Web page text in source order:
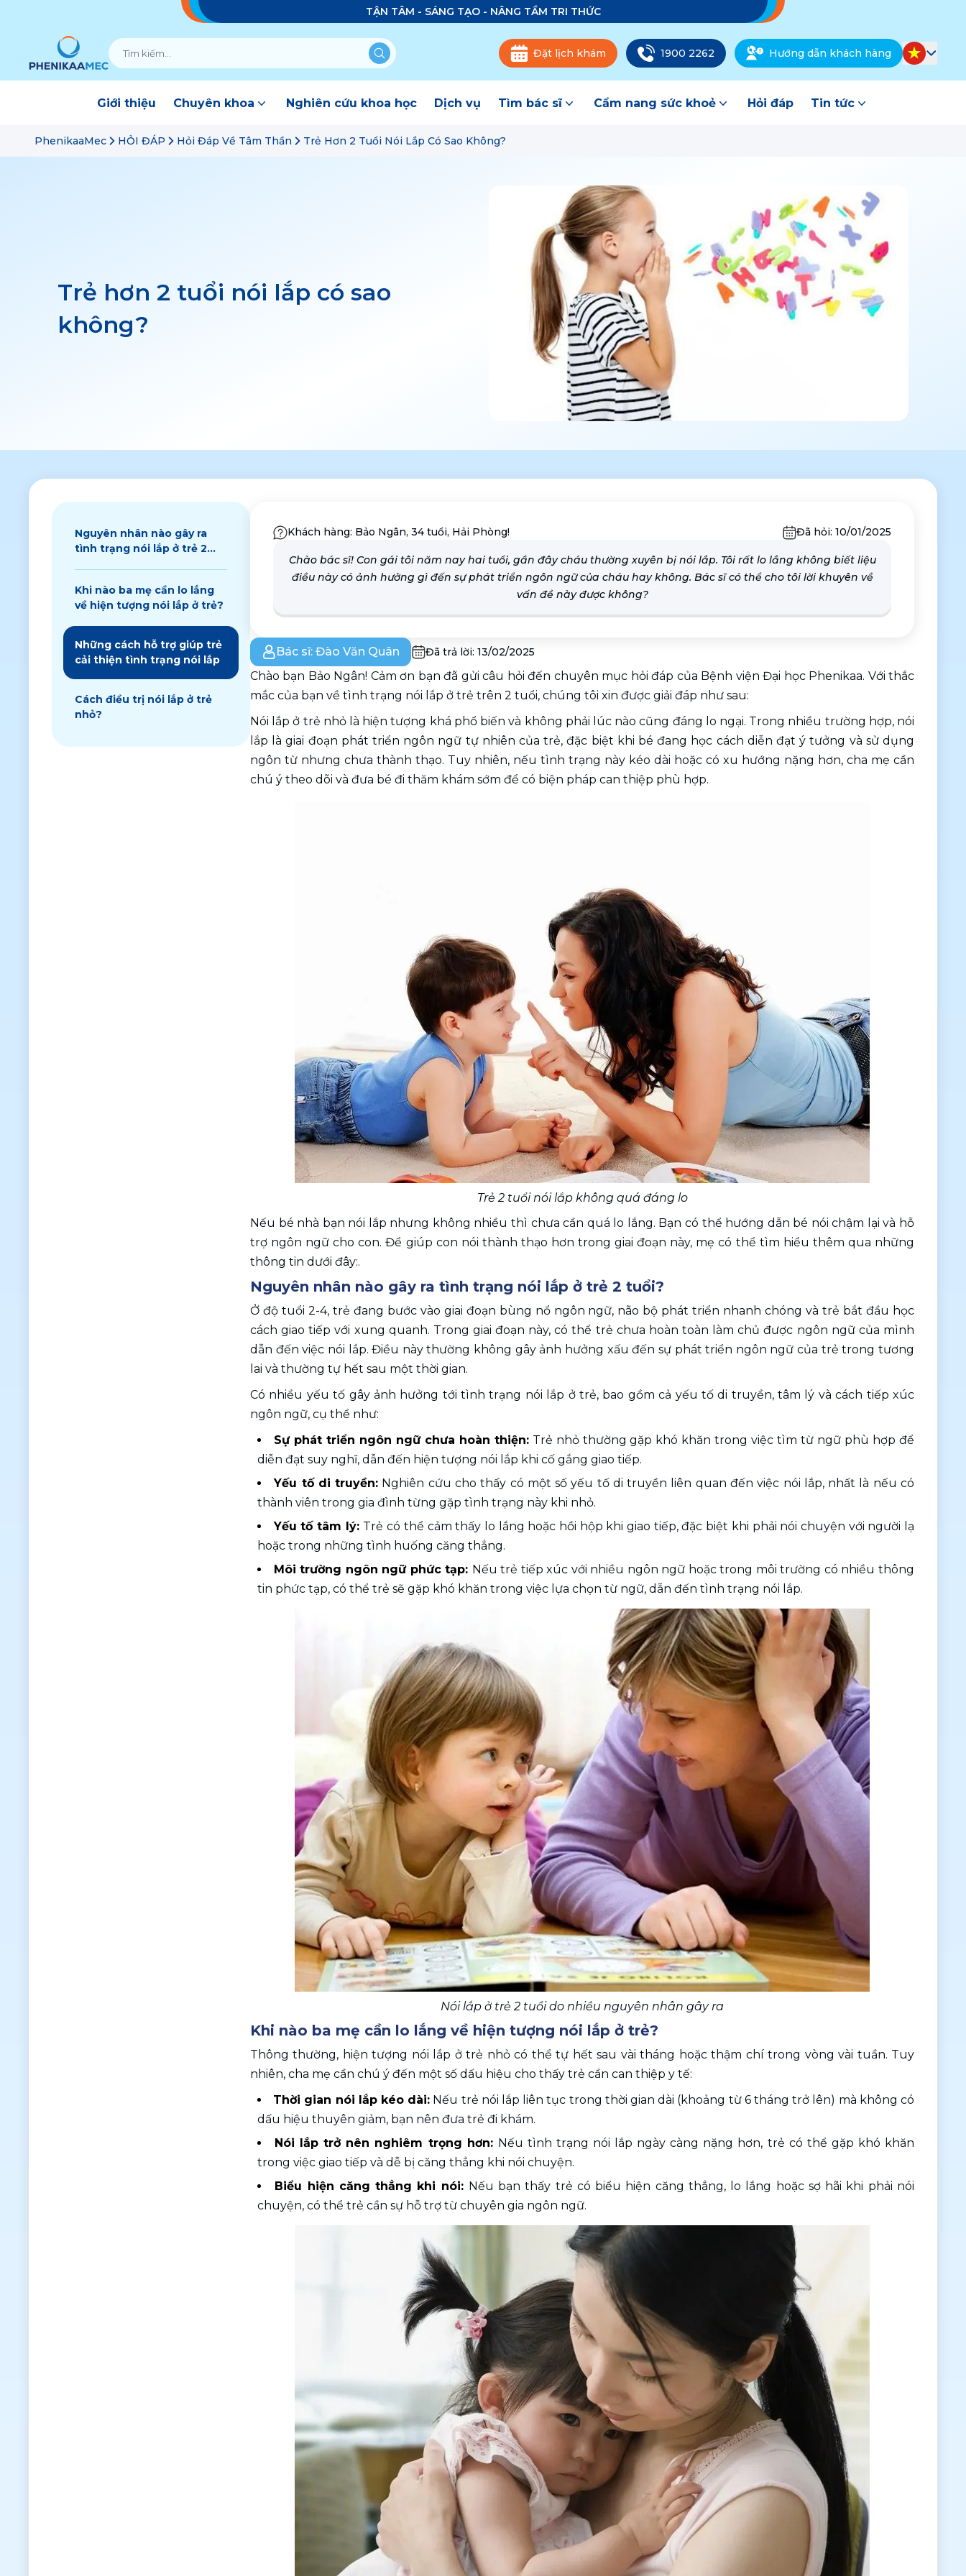
TẬN TÂM - SÁNG TẠO - NÂNG TẦM TRI THỨC
Đặt lịch khám 1900 2262 Hướng dẫn khách hàng
Giới thiệu Chuyên khoa Nghiên cứu khoa học Dịch vụ Tìm bác sĩ Cẩm nang sức khoẻ Hỏi đáp Tin tức
PhenikaaMec HỎI ĐÁP Hỏi Đáp Về Tâm Thần Trẻ Hơn 2 Tuổi Nói Lắp Có Sao Không?
Trẻ hơn 2 tuổi nói lắp có sao
không?
Nguyên nhân nào gây ra
tình trạng nói lắp ở trẻ 2
Khi nào ba mẹ cần lo lắng
về hiện tượng nói lắp ở trẻ?
Những cách hỗ trợ giúp trẻ
cải thiện tình trạng nói lắp
Cách điều trị nói lắp ở trẻ
nhỏ?
Khách hàng: Bảo Ngân, 34 tuổi, Hải Phòng! Đã hỏi: 10/01/2025
Chào bác sĩ! Con gái tôi năm nay hai tuổi, gần đây cháu thường xuyên bị nói lắp. Tôi rất lo lắng không biết liệu
điều này có ảnh hưởng gì đến sự phát triển ngôn ngữ của cháu hay không. Bác sĩ có thể cho tôi lời khuyên về
vấn đề này được không?
Bác sĩ: Đào Văn Quân Đã trả lời: 13/02/2025
Chào bạn Bảo Ngân! Cảm ơn bạn đã gửi câu hỏi đến chuyên mục hỏi đáp của Bệnh viện Đại học Phenikaa. Với thắc
mắc của bạn về tình trạng nói lắp ở trẻ trên 2 tuổi, chúng tôi xin được giải đáp như sau:
Nói lắp ở trẻ nhỏ là hiện tượng khá phổ biến và không phải lúc nào cũng đáng lo ngại. Trong nhiều trường hợp, nói
lắp là giai đoạn phát triển ngôn ngữ tự nhiên của trẻ, đặc biệt khi bé đang học cách diễn đạt ý tưởng và sử dụng
ngôn từ nhưng chưa thành thạo. Tuy nhiên, nếu tình trạng này kéo dài hoặc có xu hướng nặng hơn, cha mẹ cần
chú ý theo dõi và đưa bé đi thăm khám sớm để có biện pháp can thiệp phù hợp.
Trẻ 2 tuổi nói lắp không quá đáng lo
Nếu bé nhà bạn nói lắp nhưng không nhiều thì chưa cần quá lo lắng. Bạn có thể hướng dẫn bé nói chậm lại và hỗ
trợ ngôn ngữ cho con. Để giúp con nói thành thạo hơn trong giai đoạn này, mẹ có thể tìm hiểu thêm qua những
thông tin dưới đây:.
Nguyên nhân nào gây ra tình trạng nói lắp ở trẻ 2 tuổi?
Ở độ tuổi 2-4, trẻ đang bước vào giai đoạn bùng nổ ngôn ngữ, não bộ phát triển nhanh chóng và trẻ bắt đầu học
cách giao tiếp với xung quanh. Trong giai đoạn này, có thể trẻ chưa hoàn toàn làm chủ được ngôn ngữ của mình
dẫn đến việc nói lắp. Điều này thường không gây ảnh hưởng xấu đến sự phát triển ngôn ngữ của trẻ trong tương
lai và thường tự hết sau một thời gian.
Có nhiều yếu tố gây ảnh hưởng tới tình trạng nói lắp ở trẻ, bao gồm cả yếu tố di truyền, tâm lý và cách tiếp xúc
ngôn ngữ, cụ thể như:
Sự phát triển ngôn ngữ chưa hoàn thiện: Trẻ nhỏ thường gặp khó khăn trong việc tìm từ ngữ phù hợp để
diễn đạt suy nghĩ, dẫn đến hiện tượng nói lắp khi cố gắng giao tiếp.
Yếu tố di truyền: Nghiên cứu cho thấy có một số yếu tố di truyền liên quan đến việc nói lắp, nhất là nếu có
thành viên trong gia đình từng gặp tình trạng này khi nhỏ.
Yếu tố tâm lý: Trẻ có thể cảm thấy lo lắng hoặc hồi hộp khi giao tiếp, đặc biệt khi phải nói chuyện với người lạ
hoặc trong những tình huống căng thẳng.
Môi trường ngôn ngữ phức tạp: Nếu trẻ tiếp xúc với nhiều ngôn ngữ hoặc trong môi trường có nhiều thông
tin phức tạp, có thể trẻ sẽ gặp khó khăn trong việc lựa chọn từ ngữ, dẫn đến tình trạng nói lắp.
Nói lắp ở trẻ 2 tuổi do nhiều nguyên nhân gây ra
Khi nào ba mẹ cần lo lắng về hiện tượng nói lắp ở trẻ?
Thông thường, hiện tượng nói lắp ở trẻ nhỏ có thể tự hết sau vài tháng hoặc thậm chí trong vòng vài tuần. Tuy
nhiên, cha mẹ cần chú ý đến một số dấu hiệu cho thấy trẻ cần can thiệp y tế:
Thời gian nói lắp kéo dài: Nếu trẻ nói lắp liên tục trong thời gian dài (khoảng từ 6 tháng trở lên) mà không có
dấu hiệu thuyên giảm, bạn nên đưa trẻ đi khám.
Nói lắp trở nên nghiêm trọng hơn: Nếu tình trạng nói lắp ngày càng nặng hơn, trẻ có thể gặp khó khăn
trong việc giao tiếp và dễ bị căng thẳng khi nói chuyện.
Biểu hiện căng thẳng khi nói: Nếu bạn thấy trẻ có biểu hiện căng thẳng, lo lắng hoặc sợ hãi khi phải nói
chuyện, có thể trẻ cần sự hỗ trợ từ chuyên gia ngôn ngữ.